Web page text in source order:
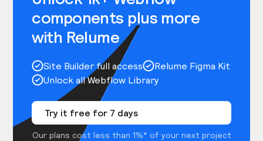
components plus more
with Relume
Site Builder full access
Relume Figma Kit
Unlock all Webflow Library
Try it free for 7 days
Our plans cost less than 1%* of your next project